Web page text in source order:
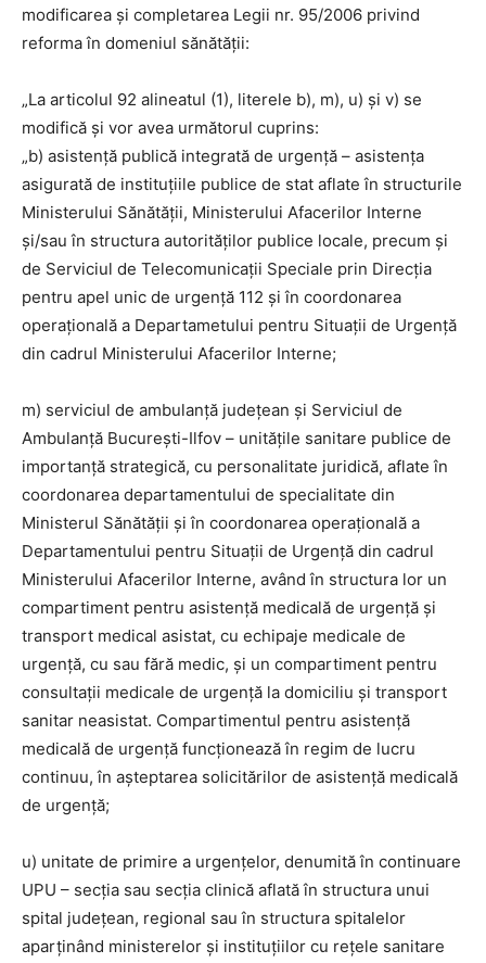
modificarea și completarea Legii nr. 95/2006 privind
reforma în domeniul sănătății:
„La articolul 92 alineatul (1), literele b), m), u) și v) se
modifică și vor avea următorul cuprins:
„b) asistenţă publică integrată de urgenţă – asistenţa
asigurată de instituţiile publice de stat aflate în structurile
Ministerului Sănătăţii, Ministerului Afacerilor Interne
şi/sau în structura autorităţilor publice locale, precum şi
de Serviciul de Telecomunicaţii Speciale prin Direcţia
pentru apel unic de urgenţă 112 și în coordonarea
operațională a Departametului pentru Situații de Urgență
din cadrul Ministerului Afacerilor Interne;
m) serviciul de ambulanţă judeţean şi Serviciul de
Ambulanţă Bucureşti-Ilfov – unităţile sanitare publice de
importanţă strategică, cu personalitate juridică, aflate în
coordonarea departamentului de specialitate din
Ministerul Sănătăţii și în coordonarea operațională a
Departamentului pentru Situații de Urgență din cadrul
Ministerului Afacerilor Interne, având în structura lor un
compartiment pentru asistenţă medicală de urgenţă şi
transport medical asistat, cu echipaje medicale de
urgenţă, cu sau fără medic, şi un compartiment pentru
consultaţii medicale de urgenţă la domiciliu şi transport
sanitar neasistat. Compartimentul pentru asistenţă
medicală de urgenţă funcţionează în regim de lucru
continuu, în aşteptarea solicitărilor de asistenţă medicală
de urgenţă;
u) unitate de primire a urgenţelor, denumită în continuare
UPU – secţia sau secţia clinică aflată în structura unui
spital judeţean, regional sau în structura spitalelor
aparţinând ministerelor şi instituţiilor cu reţele sanitare